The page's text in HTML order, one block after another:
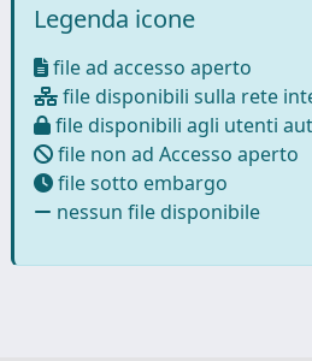
Legenda icone
file ad accesso aperto
file disponibili sulla rete
file disponibili agli utenti
file non ad Accesso aperto
file sotto embargo
nessun file disponibile